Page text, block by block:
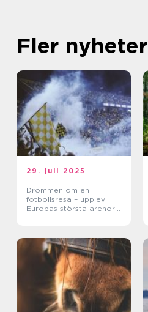
Fler nyheter
29. juli 2025
Drömmen om en
fotbollsresa – upplev
Europas största arenor